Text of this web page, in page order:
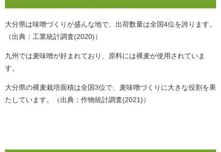
大分県は味噌づくりが盛んな地で、出荷数量は全国4位を誇ります。
（出典：工業統計調査(2020)）
九州では麦味噌が好まれており、原料には裸麦が使用されていま
す。
大分県の裸麦栽培面積は全国3位で、麦味噌づくりに大きな役割を果
たしています。（出典：作物統計調査(2021)）